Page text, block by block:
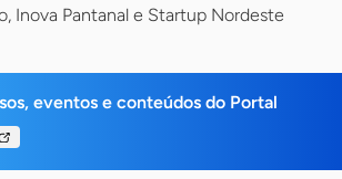
Inova Pantanal e Startup Nordeste
eventos e conteúdos do Portal